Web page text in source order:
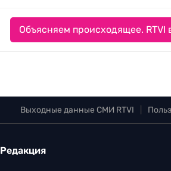
Объясняем происходящее. RTVI
Выходные данные СМИ RTVI
Редакция